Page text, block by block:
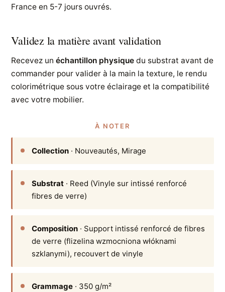
France en 5-7 jours ouvrés.
Validez la matière avant validation
Recevez unéchantillon physique du substrat avant de
commander pour valider à la main la texture, le rendu
colorimétrique sous votre éclairage et la compatibilité
avec votre mobilier.
À NOTER
Collection · Nouveautés, Mirage
Substrat · Reed (Vinyle sur intissé renforcé
fibres de verre)
Composition · Support intissé renforcé de fibres
de verre (flizelina wzmocniona włóknami
szklanymi), recouvert de vinyle
Grammage · 350 g/m²